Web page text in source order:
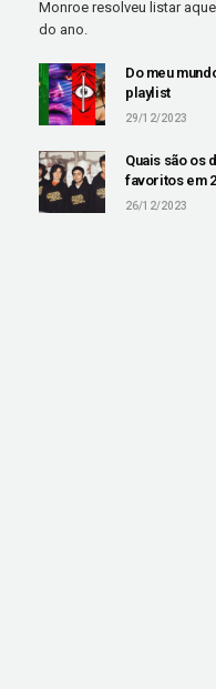
Monroe resolveu listar
do ano.
Do meu
playlist
29/12/2023
Quais são os
favoritos em
26/12/2023